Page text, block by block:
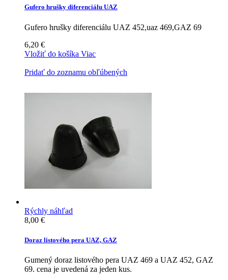
Gufero hrušky diferenciálu UAZ
Gufero hrušky diferenciálu UAZ 452,uaz 469,GAZ 69
6,20 €
Vložiť do košíka Viac
Pridať do zoznamu obľúbených
Rýchly náhľad
8,00 €
Doraz listového pera UAZ, GAZ
Gumený doraz listového pera UAZ 469 a UAZ 452, GAZ
69. cena je uvedená za jeden kus.